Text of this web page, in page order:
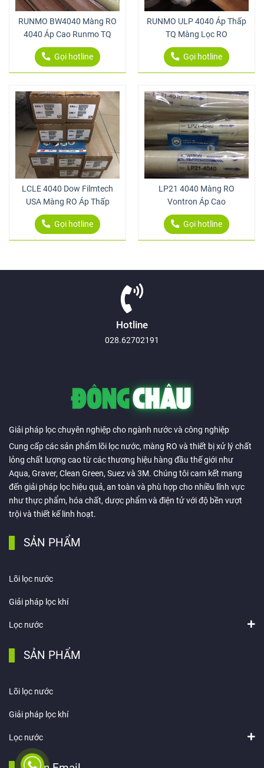
RUNMO BW4040 Màng RO
4040 Áp Cao Runmo TQ
Gọi hotline
RUNMO ULP 4040 Áp Thấp
TQ Màng Lọc RO
Gọi hotline
LCLE 4040 Dow Filmtech
USA Màng RO Áp Thấp
Gọi hotline
LP21 4040 Màng RO
Vontron Áp Cao
Gọi hotline
Hotline
028.62702191
Giải pháp lọc chuyên nghiệp cho ngành nước và công nghiệp
Cung cấp các sản phẩm lõi lọc nước, màng RO và thiết bị xử lý chất
lỏng chất lượng cao từ các thương hiệu hàng đầu thế giới như
Aqua, Graver, Clean Green, Suez và 3M. Chúng tôi cam kết mang
đến giải pháp lọc hiệu quả, an toàn và phù hợp cho nhiều lĩnh vực
như thực phẩm, hóa chất, dược phẩm và điện tử với độ bền vượt
trội và thiết kế linh hoạt.
SẢN PHẨM
Lõi lọc nước
Giải pháp lọc khí
Lọc nước
SẢN PHẨM
Lõi lọc nước
Giải pháp lọc khí
Lọc nước